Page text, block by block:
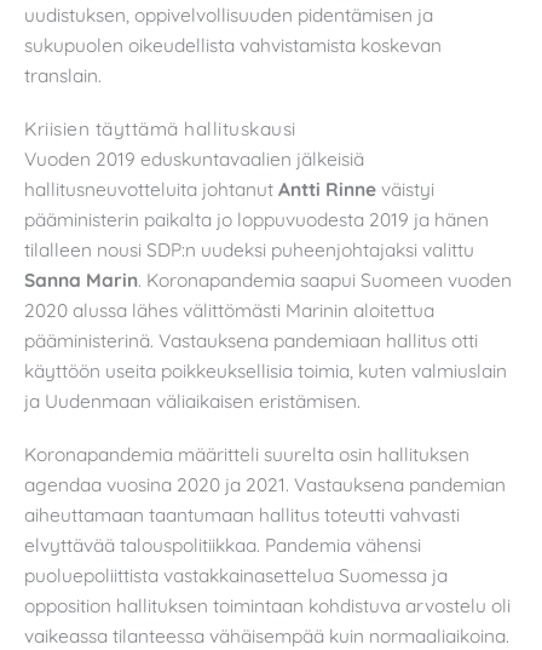
uudistuksen, oppivelvollisuuden pidentämisen ja
sukupuolen oikeudellista vahvistamista koskevan
translain.
Kriisien täyttämä hallituskausi
Vuoden 2019 eduskuntavaalien jälkeisiä
hallitusneuvotteluita johtanut Antti Rinne väistyi
pääministerin paikalta jo loppuvuodesta 2019 ja hänen
tilalleen nousi SDP:n uudeksi puheenjohtajaksi valittu
Sanna Marin. Koronapandemia saapui Suomeen vuoden
2020 alussa lähes välittömästi Marinin aloitettua
pääministerinä. Vastauksena pandemiaan hallitus otti
käyttöön useita poikkeuksellisia toimia, kuten valmiuslain
ja Uudenmaan väliaikaisen eristämisen.
Koronapandemia määritteli suurelta osin hallituksen
agendaa vuosina 2020 ja 2021. Vastauksena pandemian
aiheuttamaan taantumaan hallitus toteutti vahvasti
elvyttävää talouspolitiikkaa. Pandemia vähensi
puoluepoliittista vastakkainasettelua Suomessa ja
opposition hallituksen toimintaan kohdistuva arvostelu oli
vaikeassa tilanteessa vähäisempää kuin normaaliaikoina.